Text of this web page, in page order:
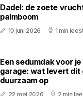
Dadel: de zoete
palmboom
10 juni 2026 1 min
Een sedumdak voor
garage: wat levert dit
duurzaam op
22 mei 2026 2 min